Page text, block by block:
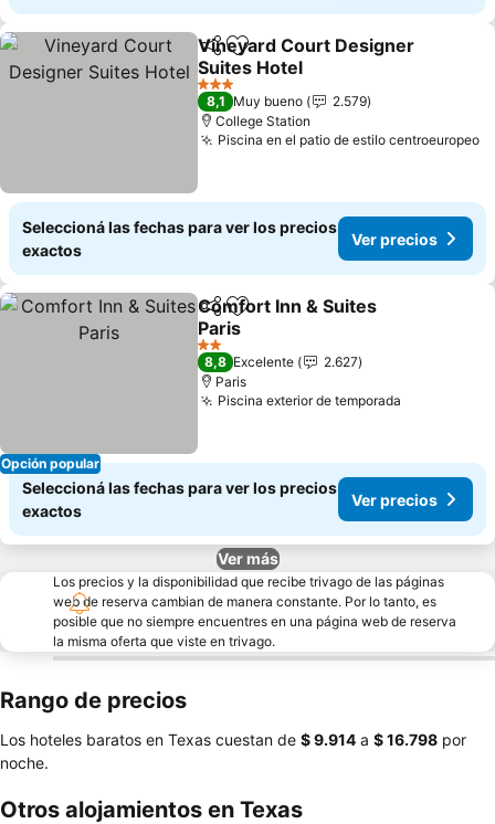
CompartirAñadir a favoritos
Vineyard Court Designer
Suites Hotel
3 Estrellas
8,1 Muy bueno
2.579
College Station
Piscina en el patio de estilo centroeuropeo
Seleccioná las fechas para ver los precios
exactos
Ver precios
Opción popular
CompartirAñadir a favoritos
Comfort Inn & Suites
Paris
2 Estrellas
8,8 Excelente
2.627
Paris
Piscina exterior de temporada
Seleccioná las fechas para ver los precios
exactos
Ver precios
Ver más
Los precios y la disponibilidad que recibe trivago de las páginas
web de reserva cambian de manera constante. Por lo tanto, es
posible que no siempre encuentres en una página web de reserva
la misma oferta que viste en trivago.
Rango de precios
Los hoteles baratos en Texas cuestan de ‎$ 9.914 a ‎$ 16.798 por
noche.
Otros alojamientos en Texas